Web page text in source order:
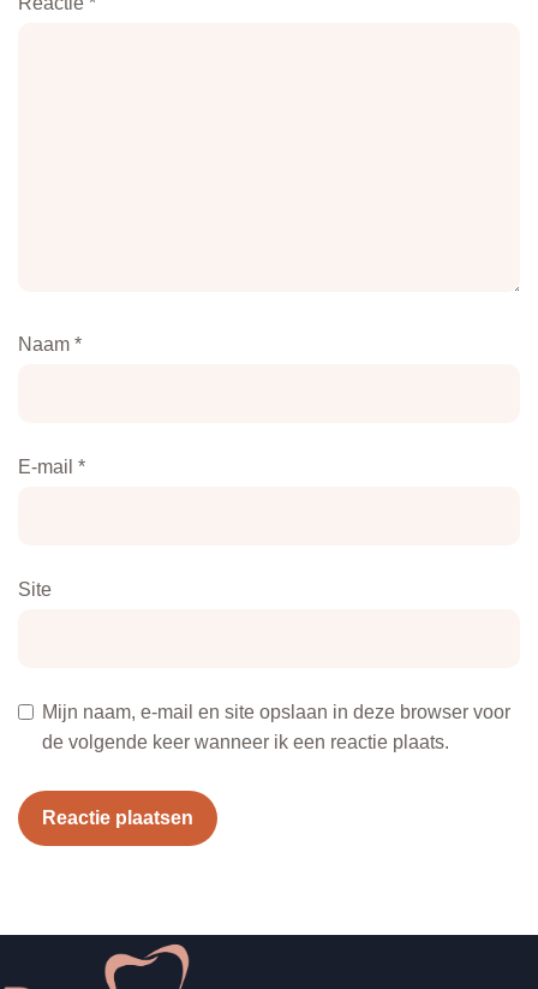
Naam *
E-mail *
Site
Mijn naam, e-mail en site opslaan in deze browser voor
de volgende keer wanneer ik een reactie plaats.